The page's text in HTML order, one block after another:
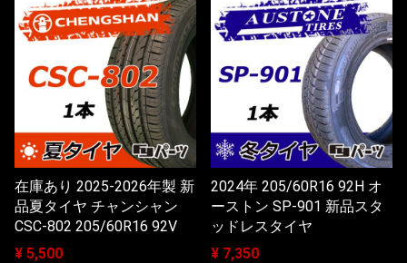
在庫あり 2025-2026年製 新
品夏タイヤ チャンシャン
CSC-802 205/60R16 92V
¥ 5,500
2024年 205/60R16 92H オ
ーストン SP-901 新品スタ
ッドレスタイヤ
¥ 7,350